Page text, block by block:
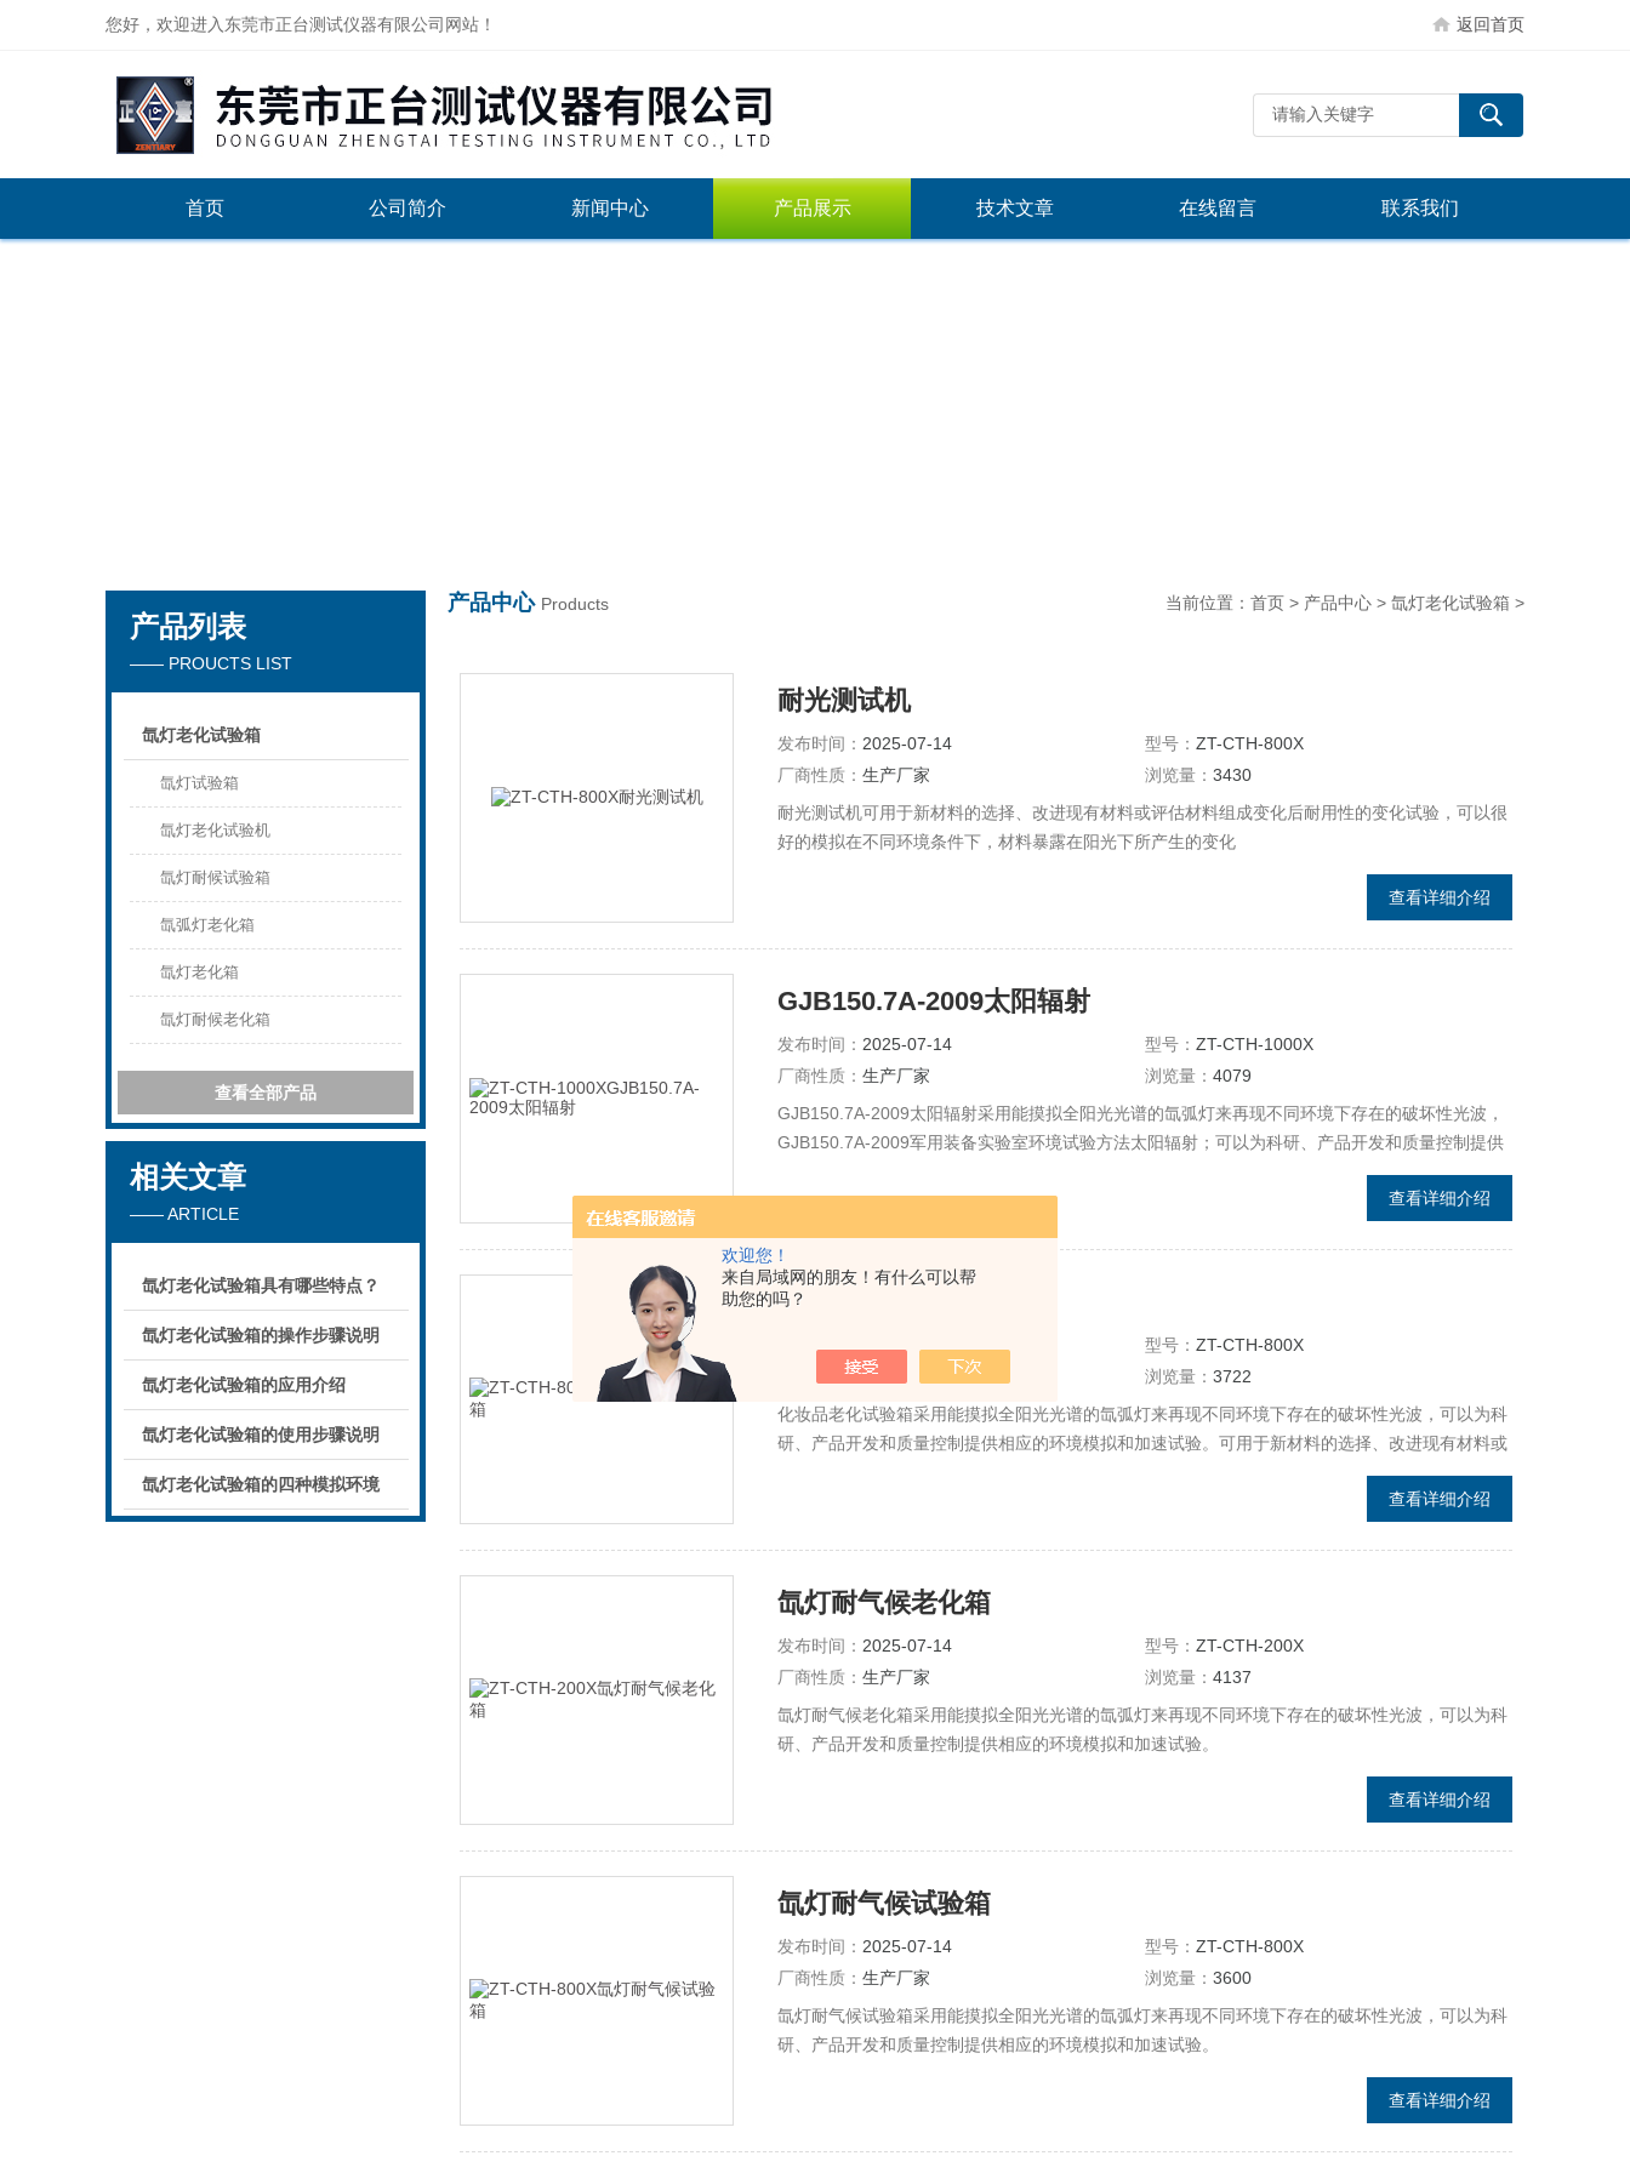
欢迎您！
来自局域网的朋友！有什么可以帮
助您的吗？
您好，欢迎进入东莞市正台测试仪器有限公司网站！ 返回首页
东莞市正台测试仪器有限公司
首页 公司简介 新闻中心 产品展示 技术文章 在线留言 联系我们
产品列表
—— PROUCTS LIST
氙灯老化试验箱
氙灯试验箱
氙灯老化试验机
氙灯耐候试验箱
氙弧灯老化箱
氙灯老化箱
氙灯耐候老化箱
查看全部产品
相关文章
—— ARTICLE
氙灯老化试验箱具有哪些特点？
氙灯老化试验箱的操作步骤说明
氙灯老化试验箱的应用介绍
氙灯老化试验箱的使用步骤说明
氙灯老化试验箱的四种模拟环境
产品中心 Products 当前位置： 首页 > 产品中心 > 氙灯老化试验箱 >
耐光测试机
发布时间： 2025-07-14 型号： ZT-CTH-800X
厂商性质： 生产厂家 浏览量： 3430
耐光测试机可用于新材料的选择、改进现有材料或评估材料组成变化后耐用性的变化试验，可以很
好的模拟在不同环境条件下，材料暴露在阳光下所产生的变化
查看详细介绍
GJB150.7A-2009太阳辐射
发布时间： 2025-07-14 型号： ZT-CTH-1000X
厂商性质： 生产厂家 浏览量： 4079
GJB150.7A-2009太阳辐射采用能摸拟全阳光光谱的氙弧灯来再现不同环境下存在的破坏性光波，
GJB150.7A-2009军用装备实验室环境试验方法太阳辐射；可以为科研、产品开发和质量控制提供
查看详细介绍
化妆品老化试验箱
型号： ZT-CTH-800X
厂商性质：生产厂家 浏览量： 3722
化妆品老化试验箱采用能摸拟全阳光光谱的氙弧灯来再现不同环境下存在的破坏性光波，可以为科
研、产品开发和质量控制提供相应的环境模拟和加速试验。可用于新材料的选择、改进现有材料或
评估材料组成变化后耐用性的变化试验，可以很好的模拟在不同环境条件下，材料暴露在阳光下所
查看详细介绍
氙灯耐气候老化箱
发布时间： 2025-07-14 型号： ZT-CTH-200X
厂商性质： 生产厂家 浏览量： 4137
氙灯耐气候老化箱采用能摸拟全阳光光谱的氙弧灯来再现不同环境下存在的破坏性光波，可以为科
研、产品开发和质量控制提供相应的环境模拟和加速试验。
查看详细介绍
氙灯耐气候试验箱
发布时间： 2025-07-14 型号： ZT-CTH-800X
厂商性质： 生产厂家 浏览量： 3600
氙灯耐气候试验箱采用能摸拟全阳光光谱的氙弧灯来再现不同环境下存在的破坏性光波，可以为科
研、产品开发和质量控制提供相应的环境模拟和加速试验。
查看详细介绍